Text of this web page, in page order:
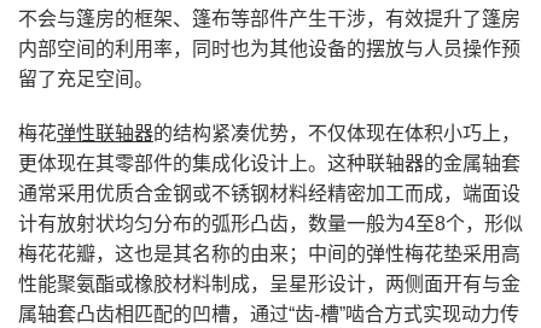
不会与篷房的框架、篷布等部件产生干涉，有效提升了篷房
内部空间的利用率，同时也为其他设备的摆放与人员操作预
留了充足空间。
梅花弹性联轴器的结构紧凑优势，不仅体现在体积小巧上，
更体现在其零部件的集成化设计上。这种联轴器的金属轴套
通常采用优质合金钢或不锈钢材料经精密加工而成，端面设
计有放射状均匀分布的弧形凸齿，数量一般为4至8个，形似
梅花花瓣，这也是其名称的由来；中间的弹性梅花垫采用高
性能聚氨酯或橡胶材料制成，呈星形设计，两侧面开有与金
属轴套凸齿相匹配的凹槽，通过“齿-槽”啮合方式实现动力传